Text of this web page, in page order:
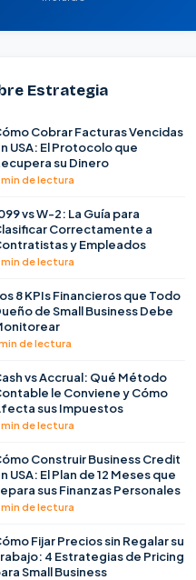
Estrategia
Cobrar Facturas Vencidas
USA: El Protocolo que
su Dinero
min de lectura
vs W-2: La Guía para
Correctamente a
y Empleados
min de lectura
8 KPIs Financieros que Todo
de Small Business Debe
min de lectura
vs Accrual: Qué Método
le Conviene y Cómo
sus Impuestos
min de lectura
Construir Business Credit
USA: El Plan de 12 Meses que
sus Finanzas Personales
min de lectura
Fijar Precios sin Regalar su
4 Estrategias de Pricing
Small Business